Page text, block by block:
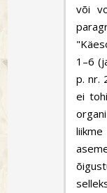
või
1–6
p. nr.
ei